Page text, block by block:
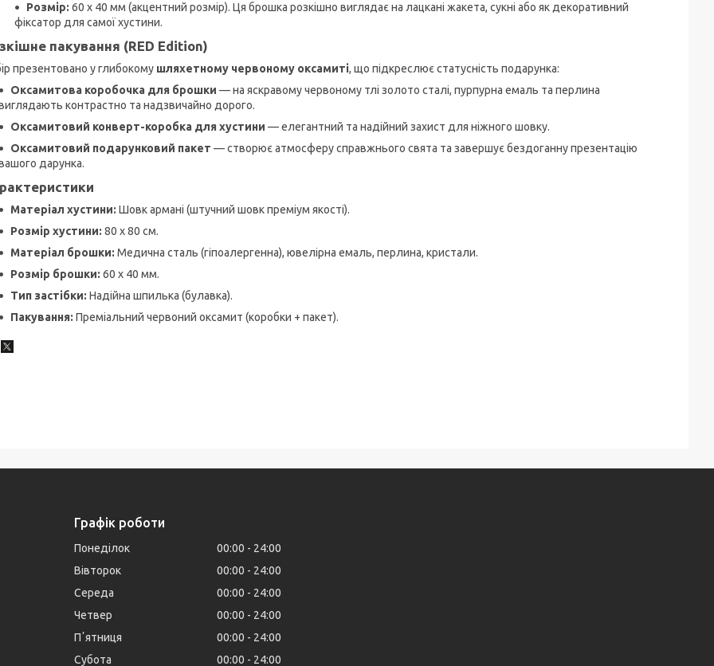
Розмір: 60 х 40 мм (акцентний розмір). Ця брошка розкішно виглядає на лацкані жакета, сукні або як декоративний
фіксатор для самої хустини.
пакування (RED Edition)
презентовано у глибокому шляхетному червоному оксамиті, що підкреслює статусність подарунка:
Оксамитова коробочка для брошки — на яскравому червоному тлі золото сталі, пурпурна емаль та перлина
контрастно та надзвичайно дорого.
Оксамитовий конверт-коробка для хустини — елегантний та надійний захист для ніжного шовку.
Оксамитовий подарунковий пакет — створює атмосферу справжнього свята та завершує бездоганну презентацію
дарунка.
Матеріал хустини: Шовк армані (штучний шовк преміум якості).
Розмір хустини: 80 х 80 см.
Матеріал брошки: Медична сталь (гіпоалергенна), ювелірна емаль, перлина, кристали.
Розмір брошки: 60 х 40 мм.
Тип застібки: Надійна шпилька (булавка).
Пакування: Преміальний червоний оксамит (коробки + пакет).
Графік роботи
Понеділок 00:00
24:00
Вівторок
00:00
24:00
Середа
00:00
24:00
Четвер
00:00
24:00
Пʼятниця
00:00
24:00
Субота
00:00 24:00